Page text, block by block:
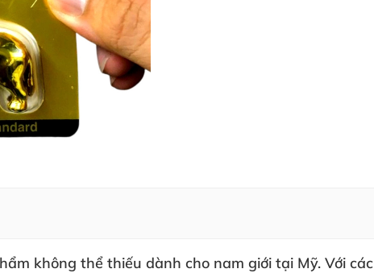
không thể thiếu dành cho nam giới tại Mỹ. Với